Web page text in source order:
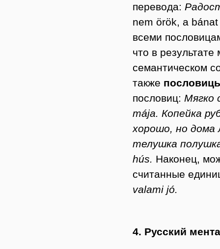
перевода:
nem örök, a bánat
всеми
что в
семантическом
также
пословиц: Мягко
mája. Копейка
хорошо, но дома
телушка
hús. Наконец,
считанные
valami jó.
4. Русский